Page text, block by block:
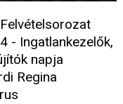
- Ingatlankezelők,
napja
Regina